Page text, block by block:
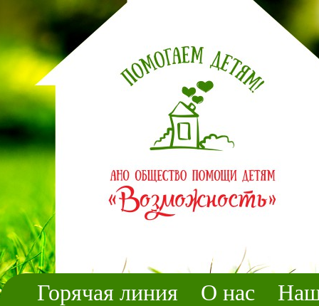
Горячая линия О нас